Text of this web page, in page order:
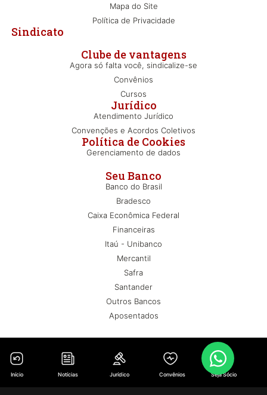
Seu Banco
Banco do Brasil
Bradesco
Caixa Econômica Federal
Financeiras
Itaú - Unibanco
Mercantil
Safra
Santander
Outros Bancos
Aposentados
Clube de vantagens
Agora só falta você, sindicalize-se
Convênios
Cursos
Jurídico
Atendimento Jurídico
Convenções e Acordos Coletivos
Política de Cookies
Gerenciamento de dados
Sindicato
Mapa do Site
Política de Privacidade
Início Notícias Jurídico Convênios Seja Sócio